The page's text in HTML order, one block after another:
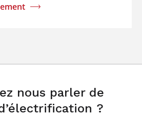
nous parler de
?